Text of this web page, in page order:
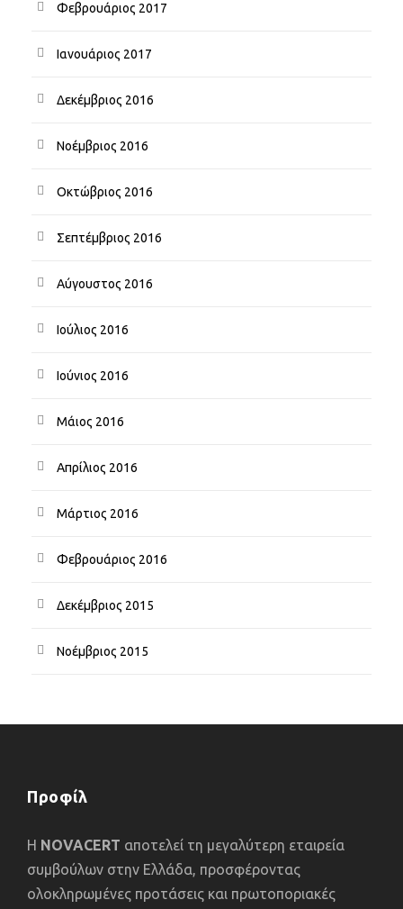
Φεβρουάριος 2017
Ιανουάριος 2017
Δεκέμβριος 2016
Νοέμβριος 2016
Οκτώβριος 2016
Σεπτέμβριος 2016
Αύγουστος 2016
Ιούλιος 2016
Ιούνιος 2016
Μάιος 2016
Απρίλιος 2016
Μάρτιος 2016
Φεβρουάριος 2016
Δεκέμβριος 2015
Νοέμβριος 2015
Προφίλ
Η NOVACERT αποτελεί τη μεγαλύτερη εταιρεία
συμβούλων στην Ελλάδα, προσφέροντας
ολοκληρωμένες προτάσεις και πρωτοποριακές